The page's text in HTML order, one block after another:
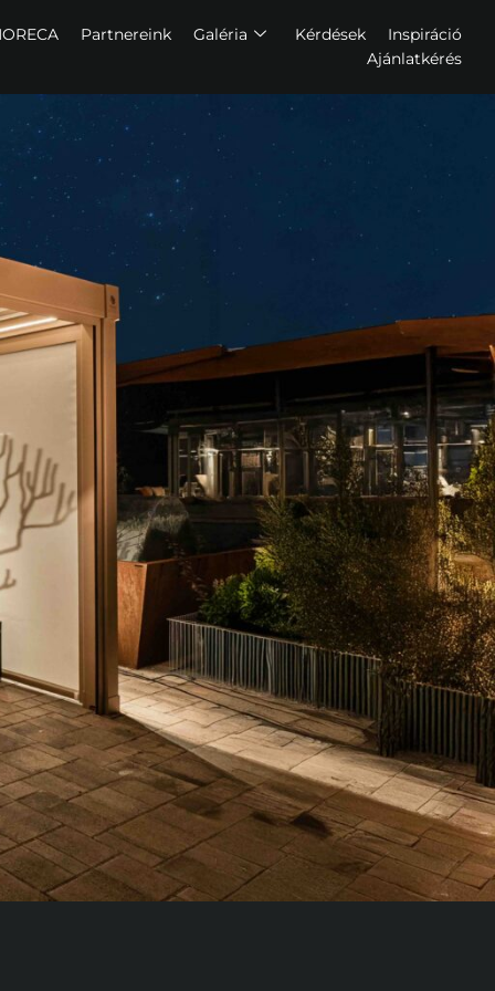
Partnereink Galéria Kérdések
Inspiráció
Ajánlatkérés